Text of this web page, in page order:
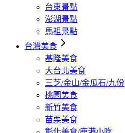
台東景點
澎湖景點
馬祖景點
台灣美食
基隆美食
大台北美食
三芝/金山/金瓜石/九份
桃園美食
新竹美食
苗栗美食